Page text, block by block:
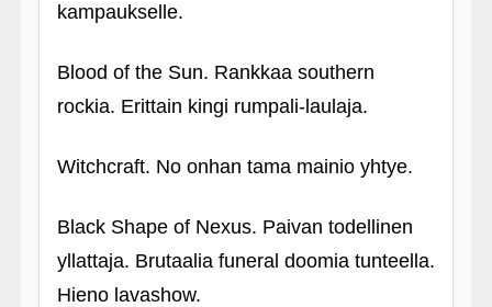
kampaukselle.
Blood of the Sun. Rankkaa southern
rockia. Erittain kingi rumpali-laulaja.
Witchcraft. No onhan tama mainio yhtye.
Black Shape of Nexus. Paivan todellinen
yllattaja. Brutaalia funeral doomia tunteella.
Hieno lavashow.